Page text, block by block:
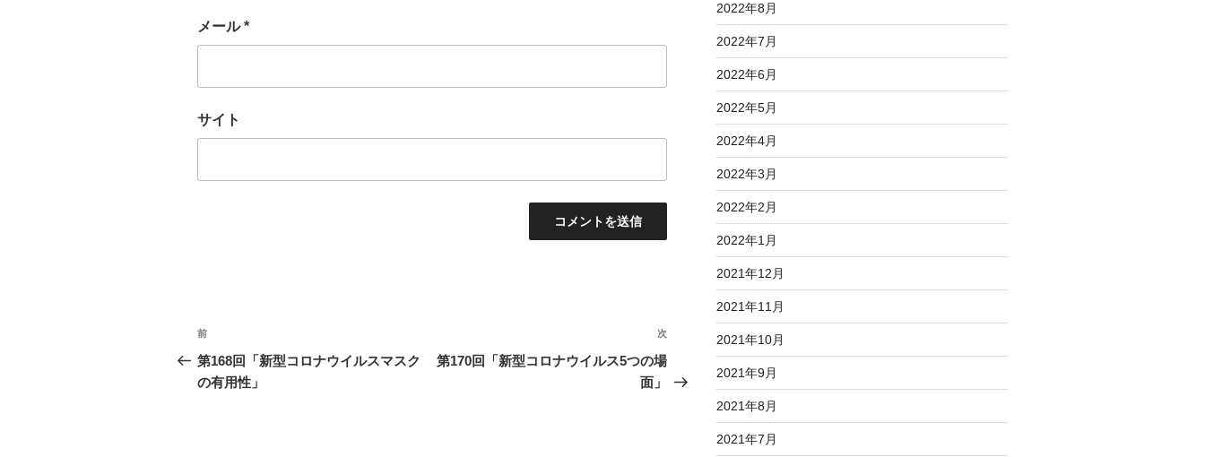
メール*
サイト
投
稿
ナ
過
去
の
前
第168回「新型コロナウイルスマスク
の有用性」
の
投
次
第170回「新型コロナウイルス5つの場
面」
2022年8月
2022年7月
2022年6月
2022年5月
2022年4月
2022年3月
2022年2月
2022年1月
2021年12月
2021年11月
2021年10月
2021年9月
2021年8月
2021年7月